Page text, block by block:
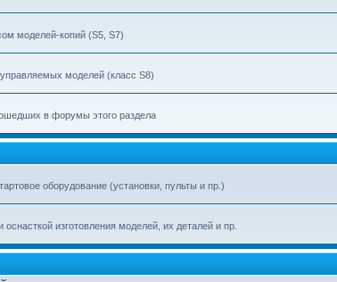
моделей-копий (S5, S7)
моделей (класс S8)
в форумы этого раздела
оборудование (установки, пульты и пр.)
изготовления моделей, их деталей и пр.